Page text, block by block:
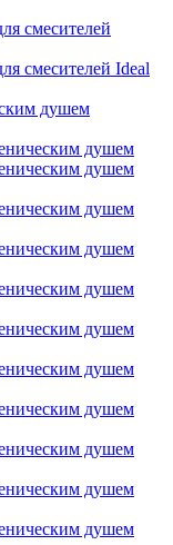
смесителей
смесителей Ideal
душем
душем
душем
душем
душем
душем
душем
душем
душем
душем
душем
душем